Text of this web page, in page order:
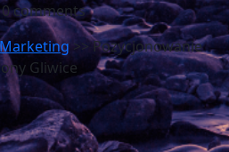
0 comments
Marketing>> Pozycjonowanie
Gliwice